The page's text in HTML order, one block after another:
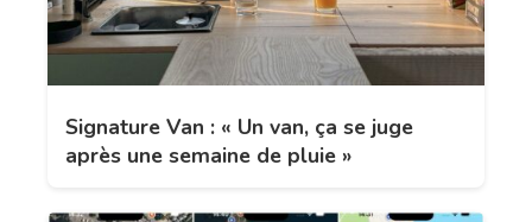
Signature Van : « Un van, ça se juge
après une semaine de pluie »